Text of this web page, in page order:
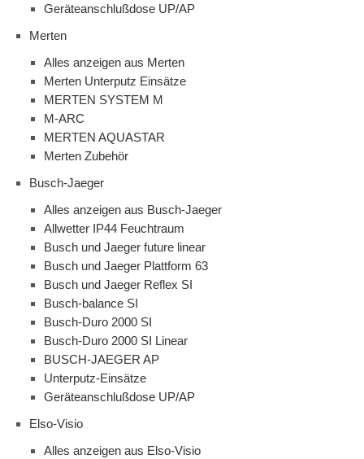
Geräteanschlußdose UP/AP
Merten
Alles anzeigen aus Merten
Merten Unterputz Einsätze
MERTEN SYSTEM M
M-ARC
MERTEN AQUASTAR
Merten Zubehör
Busch-Jaeger
Alles anzeigen aus Busch-Jaeger
Allwetter IP44 Feuchtraum
Busch und Jaeger future linear
Busch und Jaeger Plattform 63
Busch und Jaeger Reflex SI
Busch-balance SI
Busch-Duro 2000 SI
Busch-Duro 2000 SI Linear
BUSCH-JAEGER AP
Unterputz-Einsätze
Geräteanschlußdose UP/AP
Elso-Visio
Alles anzeigen aus Elso-Visio